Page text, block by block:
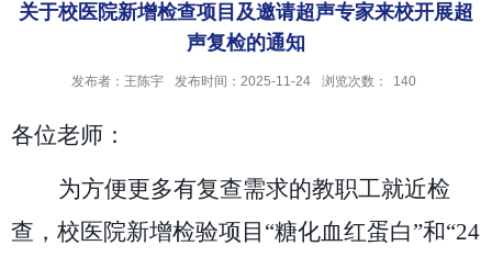
关于校医院新增检查项目及邀请超声专家来校开展超
声复检的通知
发布者：王陈宇 发布时间：2025-11-24 浏览次数： 140
各位老师：
为方便更多有复查需求的教职工就近检
查，校医院新增检验项目 “糖化血红蛋白”和“24